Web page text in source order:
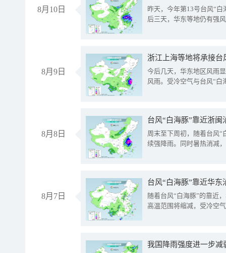
8月10日
昨天，今年第13号台风“
后三天，华东等地仍有强
8月9日
浙江上海等地将承接台
今后几天，华东地区风雨
风雨。受冷空气与台风“白
8月8日
台风“白海豚”靠近浙
周末至下周初，随着台风“
续强降雨。同时暑热消减
8月7日
台风“白海豚”靠近华
随着台风“白海豚”的靠近
高温范围将缩减，受冷空